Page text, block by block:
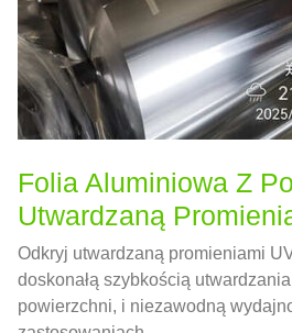
Folia Aluminiowa Z
Utwardzaną
Odkryj utwardzaną promieniami
doskonałą szybkością
powierzchni, i niezawodną